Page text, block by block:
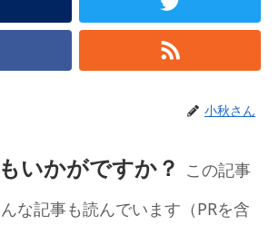
小秋さん
いかがですか？ この記事
な記事も読んでいます（PRを含